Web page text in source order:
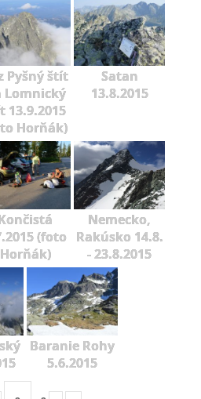
Pyšný štít
Lomnický
13.9.2015
Horňák)
Satan
13.8.2015
(foto
Horňák)
Nemecko,
Rakúsko 14.8.
- 23.8.2015
Baranie Rohy
5.6.2015